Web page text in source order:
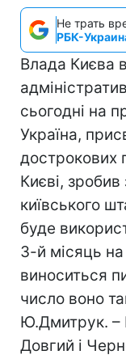
Не трать
РБК-
Влада Києва
сьогодні на
Україна,
дострокових
Києві,
київського
буде
3-й місяць
виноситься
число воно
Ю.Дмитрук. –
Довгий і